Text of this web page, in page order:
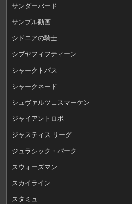
サンダーバード
サンプル動画
シドニアの騎士
シブヤフィフティーン
シャークトパス
シャークネード
シュヴァルツェスマーケン
ジャイアントロボ
ジャスティス リーグ
ジュラシック・パーク
スウォーズマン
スカイライン
スタミュ